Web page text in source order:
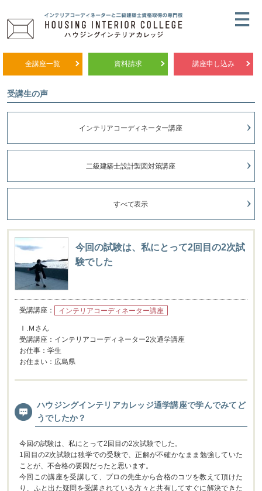
全講座一覧 資料請求 講座申し込み
受講生の声
インテリアコーディネーター講座
二級建築士設計製図対策講座
すべて表示
今回の試験は、私にとって2回目の2次試
験でした
受講講座： インテリアコーディネーター講座
Ｉ.Ｍさん
受講講座：インテリアコーディネーター2次通学講座
お仕事：学生
お住まい：広島県
ハウジングインテリアカレッジ通学講座で学んでみてど
うでしたか？
今回の試験は、私にとって2回目の2次試験でした。
1回目の2次試験は独学での受験で、正解が不確かなまま勉強していた
ことが、不合格の要因だったと思います。
今回この講座を受講して、プロの先生から合格のコツを教えて頂けた
り、ふと出た疑問を受講されている方々と共有してすぐに解決できた